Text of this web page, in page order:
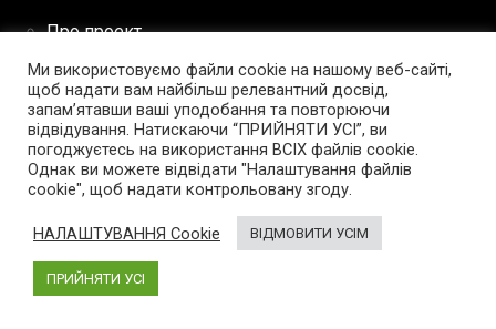
Про проект
Правила використання матеріалів
Підпишись на AutoGeek!
facebooktwitter instagram youtube tumblr linkedin
Ми використовуємо файли cookie на нашому веб-сайті,
щоб надати вам найбільш релевантний досвід,
запам’ятавши ваші уподобання та повторюючи
відвідування. Натискаючи “ПРИЙНЯТИ УСІ”, ви
погоджуєтесь на використання ВСІХ файлів cookie.
Однак ви можете відвідати "Налаштування файлів
cookie", щоб надати контрольовану згоду.
НАЛАШТУВАННЯ Cookie ВІДМОВИТИ УСІМ
ПРИЙНЯТИ УСІ